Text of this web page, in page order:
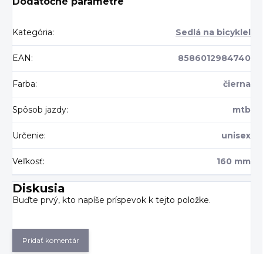
Kategória: Sedlá na bicyklel
EAN : 8586012984740
Farba: čierna
Spôsob jazdy: mtb
Určenie: unisex
Veľkosť: 160 mm
Diskusia
Buďte prvý, kto napíše príspevok k tejto položke.
Pridať komentár